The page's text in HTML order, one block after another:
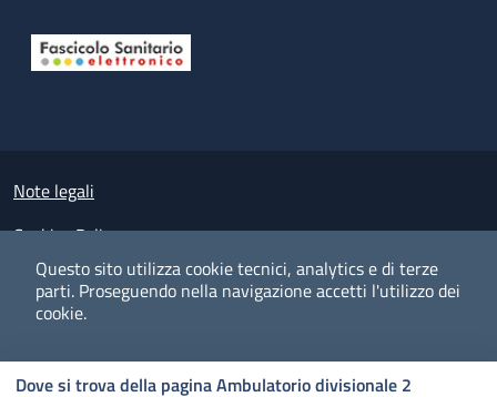
Questo sito utilizza cookie tecnici, analytics e di terze
parti. Proseguendo nella navigazione accetti l'utilizzo dei
cookie.
Dove si trova della pagina Ambulatorio divisionale 2
Small prints
Note legali
Cookies Policy
Policy privacy e protezione del dato personale
Albo pretorio on-line
Dichiarazione di accessibilità